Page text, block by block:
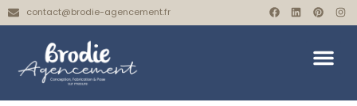
contact@brodie-agencement.fr